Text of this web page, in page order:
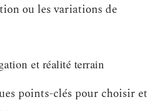
ou les variations de
et réalité terrain
points-clés pour choisir et